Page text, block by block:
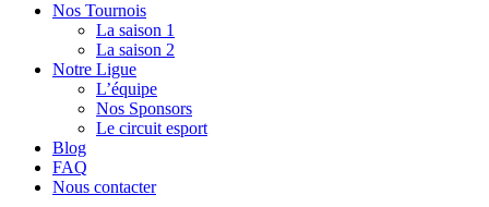
Nos Tournois
La saison 1
La saison 2
Notre Ligue
L’équipe
Nos Sponsors
Le circuit esport
Blog
FAQ
Nous contacter